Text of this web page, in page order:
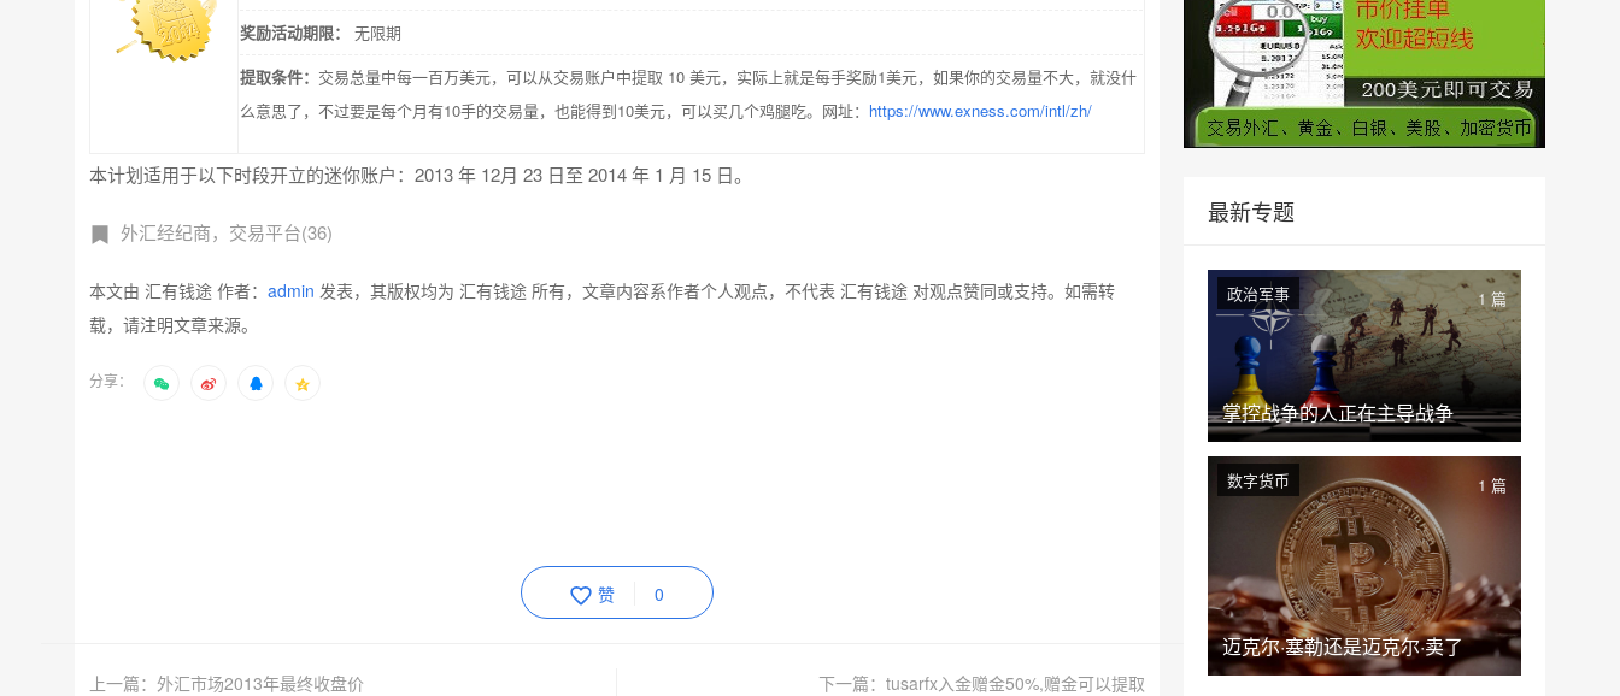
奖励活动期限：
无限期
提取条件： 交易总量中每一百万美元，可以从交易账户中提取 10 美元，实际上就是每手奖励1美元，如果你的交易量不大，就没什
么意思了，不过要是每个月有10手的交易量，也能得到10美元，可以买几个鸡腿吃。网址： https://www.exness.com/intl/zh/
本计划适用于以下时段开立的迷你账户：2013 年 12月 23 日至 2014 年 1 月 15 日。
外汇经纪商，交易平台(36)
本文由 汇有钱途 作者： admin 发表，其版权均为 汇有钱途 所有，文章内容系作者个人观点，不代表 汇有钱途 对观点赞同或支持。如需转
载，请注明文章来源。
分享：
赞 0
上一篇：外汇市场2013年最终收盘价 下一篇：tusarfx入金赠金50%,赠金可以提取
最新专题
掌控战争的人正在主导战争
政治军事 1 篇
迈克尔·塞勒还是迈克尔·卖了
数字货币 1 篇